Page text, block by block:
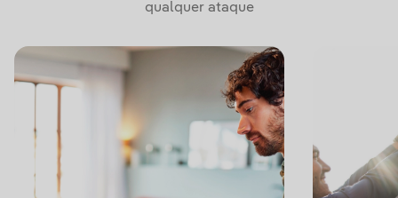
qualquer ataque